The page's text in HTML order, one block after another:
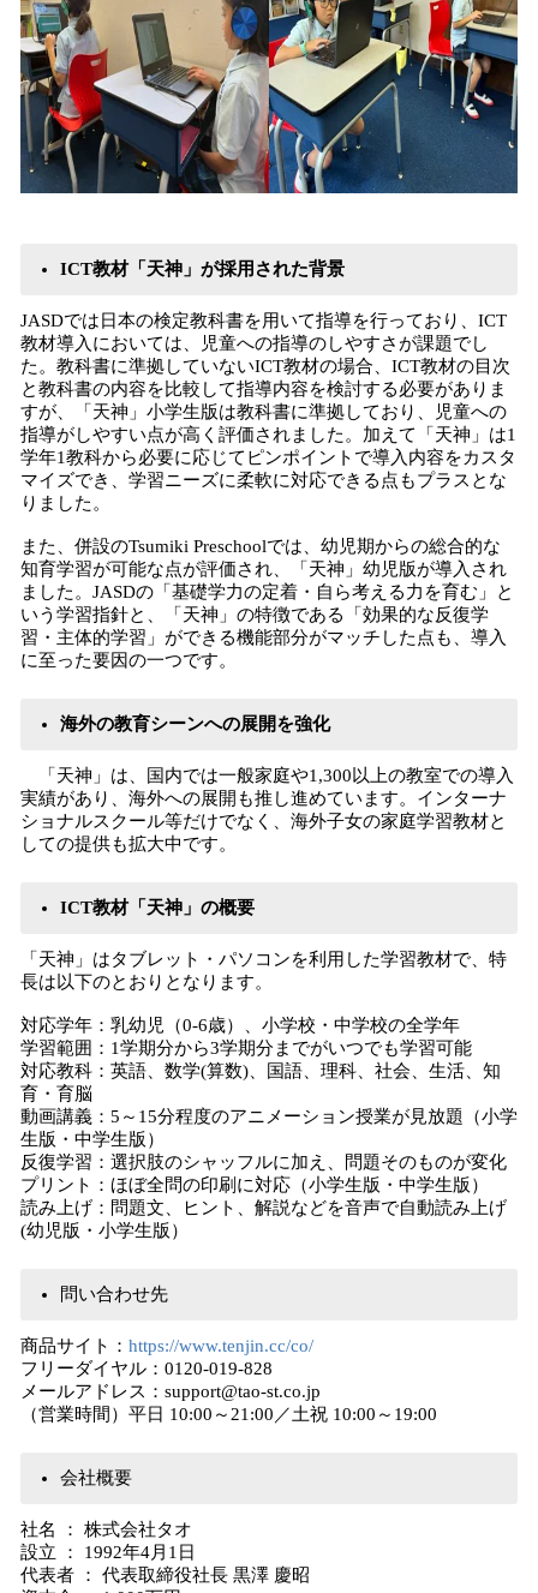
ICT教材「天神」が採用された背景
JASDでは⽇本の検定教科書を⽤いて指導を行っており、ICT
教材導⼊においては、児童への指導のしやすさが課題でし
た。教科書に準拠していないICT教材の場合、ICT教材の⽬次
と教科書の内容を⽐較して指導内容を検討する必要がありま
すが、「天神」⼩学⽣版は教科書に準拠しており、児童への
指導がしやすい点が高く評価されました。加えて「天神」は1
学年1教科から必要に応じてピンポイントで導入内容をカスタ
マイズでき、学習ニーズに柔軟に対応できる点もプラスとな
りました。
また、併設のTsumiki Preschoolでは、幼児期からの総合的な
知育学習が可能な点が評価され、「天神」幼児版が導⼊され
ました。JASDの「基礎学力の定着・自ら考える力を育む」と
いう学習指針と、「天神」の特徴である「効果的な反復学
習・主体的学習」ができる機能部分がマッチした点も、導入
に至った要因の一つです。
海外の教育シーンへの展開を強化
「天神」は、国内では⼀般家庭や1,300以上の教室での導⼊
実績があり、海外への展開も推し進めています。インターナ
ショナルスクール等だけでなく、海外子女の家庭学習教材と
しての提供も拡⼤中です。
ICT教材「天神」の概要
「天神」はタブレット・パソコンを利用した学習教材で、特
長は以下のとおりとなります。
対応学年：乳幼児（0-6歳）、⼩学校・中学校の全学年
学習範囲：1学期分から3学期分までがいつでも学習可能
対応教科：英語、数学(算数)、国語、理科、社会、生活、知
育・育脳
動画講義：5～15分程度のアニメーション授業が見放題（小学
生版・中学生版）
反復学習：選択肢のシャッフルに加え、問題そのものが変化
プリント：ほぼ全問の印刷に対応（小学生版・中学生版）
読み上げ：問題⽂、ヒント、解説などを⾳声で⾃動読み上げ
(幼児版・⼩学⽣版）
問い合わせ先
商品サイト： https://www.tenjin.cc/co/
フリーダイヤル：0120-019-828
メールアドレス：support@tao-st.co.jp
（営業時間）平日 10:00～21:00／土祝 10:00～19:00
会社概要
社名 ： 株式会社タオ
設立 ： 1992年4月1日
代表者 ： 代表取締役社長 黒澤 慶昭